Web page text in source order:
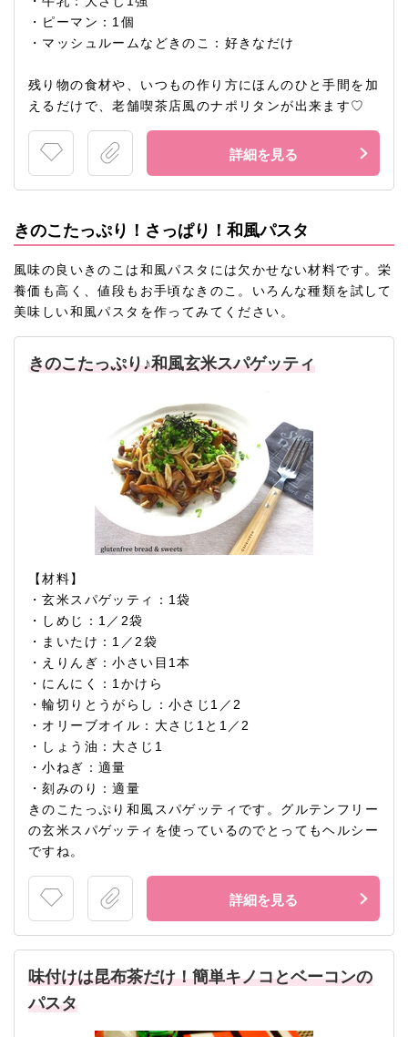
・ピーマン：1個
・マッシュルームなどきのこ：好きなだけ
残り物の食材や、いつもの作り方にほんのひと手間を加
えるだけで、老舗喫茶店風のナポリタンが出来ます♡
詳細を見る
きのこたっぷり！さっぱり！和風パスタ
風味の良いきのこは和風パスタには欠かせない材料です。栄
養価も高く、値段もお手頃なきのこ。いろんな種類を試して
美味しい和風パスタを作ってみてください。
きのこたっぷり♪和風玄米スパゲッティ
【材料】
・玄米スパゲッティ：1袋
・しめじ：1／2袋
・まいたけ：1／2袋
・えりんぎ：小さい目1本
・にんにく：1かけら
・輪切りとうがらし：小さじ1／2
・オリーブオイル：大さじ1と1／2
・しょう油：大さじ1
・小ねぎ：適量
・刻みのり：適量
きのこたっぷり和風スパゲッティです。グルテンフリー
の玄米スパゲッティを使っているのでとってもヘルシー
ですね。
詳細を見る
味付けは昆布茶だけ！簡単キノコとベーコンの
パスタ